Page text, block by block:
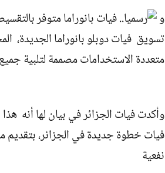
و
تسويق فيات دوبلو بانوراما الجديدة،
متعددة الاستخدامات مصممة لتلبية
وأكدت فيات الجزائر في بيان لها أنه
فيات خطوة جديدة في الجزائر، بتقديم
نفعية